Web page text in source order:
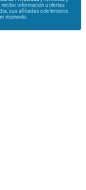
recibir información u ofertas
sus afiliadas o de terceros.
momento.